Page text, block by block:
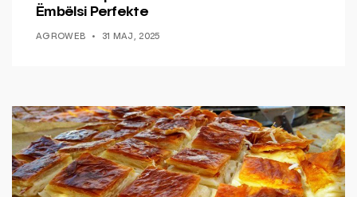
Ëmbëlsi Perfekte
AGROWEB 31 MAJ, 2025